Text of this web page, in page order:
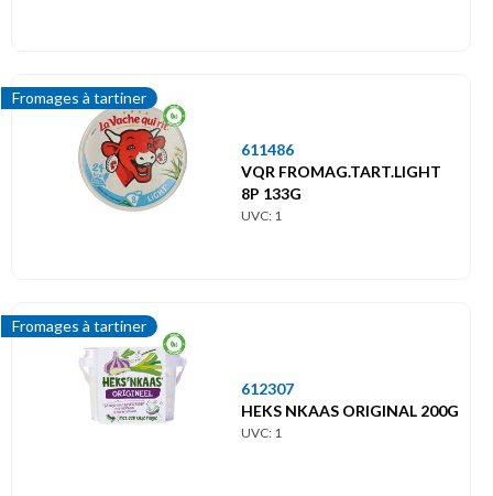
Fromages à tartiner
611486
VQR FROMAG.TART.LIGHT
8P 133G
UVC: 1
Fromages à tartiner
612307
HEKS NKAAS ORIGINAL 200G
UVC: 1